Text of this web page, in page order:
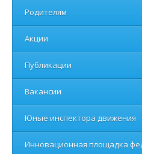
Родителям
Акции
Публикации
Вакансии
Юные инспектора движения
Инновационная площадка